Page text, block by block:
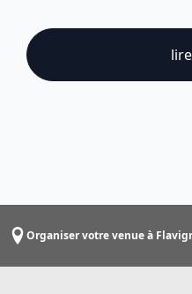
Organiser votre venue à